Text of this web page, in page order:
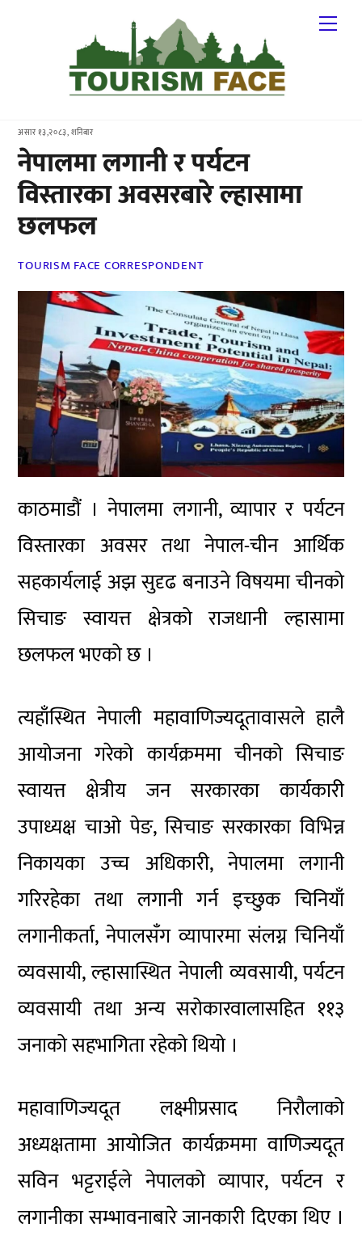
असार १३,२०८३, शनिबार
नेपालमा लगानी र पर्यटन
विस्तारका अवसरबारे ल्हासामा
छलफल
TOURISM FACE CORRESPONDENT
काठमाडौं । नेपालमा लगानी, व्यापार र पर्यटन
विस्तारका अवसर तथा नेपाल-चीन आर्थिक
सहकार्यलाई अझ सुदृढ बनाउने विषयमा चीनको
सिचाङ स्वायत्त क्षेत्रको राजधानी ल्हासामा
छलफल भएको छ ।
त्यहाँस्थित नेपाली महावाणिज्यदूतावासले हालै
आयोजना गरेको कार्यक्रममा चीनको सिचाङ
स्वायत्त क्षेत्रीय जन सरकारका कार्यकारी
उपाध्यक्ष चाओ पेङ, सिचाङ सरकारका विभिन्न
निकायका उच्च अधिकारी, नेपालमा लगानी
गरिरहेका तथा लगानी गर्न इच्छुक चिनियाँ
लगानीकर्ता, नेपालसँग व्यापारमा संलग्न चिनियाँ
व्यवसायी, ल्हासास्थित नेपाली व्यवसायी, पर्यटन
व्यवसायी तथा अन्य सरोकारवालासहित ११३
जनाको सहभागिता रहेको थियो ।
महावाणिज्यदूत लक्ष्मीप्रसाद निरौलाको
अध्यक्षतामा आयोजित कार्यक्रममा वाणिज्यदूत
सविन भट्टराईले नेपालको व्यापार, पर्यटन र
लगानीका सम्भावनाबारे जानकारी दिएका थिए ।